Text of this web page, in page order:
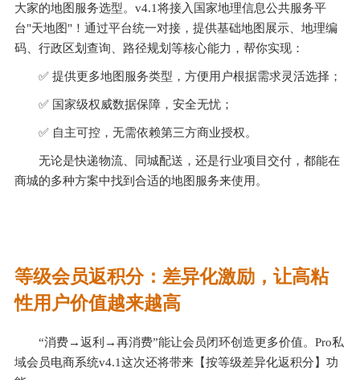
大家的地图服务选型。v4.1将接入国家地理信息公共服务平
台"天地图"！通过平台统一对接，提供基础地图展示、地理编
码、行政区划查询、路径规划等核心能力，帮你实现：
✅ 提供更多地图服务类型，方便用户根据需求灵活选择；
✅ 国家级权威数据保障，安全无忧；
✅ 自主可控，无需依赖第三方商业授权。
无论是快递物流、同城配送，还是行业项目交付，都能在
商城的多种方案中找到合适的地图服务来使用。
等级会员返积分：差异化激励，让高粘
性用户价值越来越高
“消费→返利→再消费”能让会员闭环创造更多价值。Pro私
域会员电商系统v4.1这次还将带来【按等级差异化返积分】功